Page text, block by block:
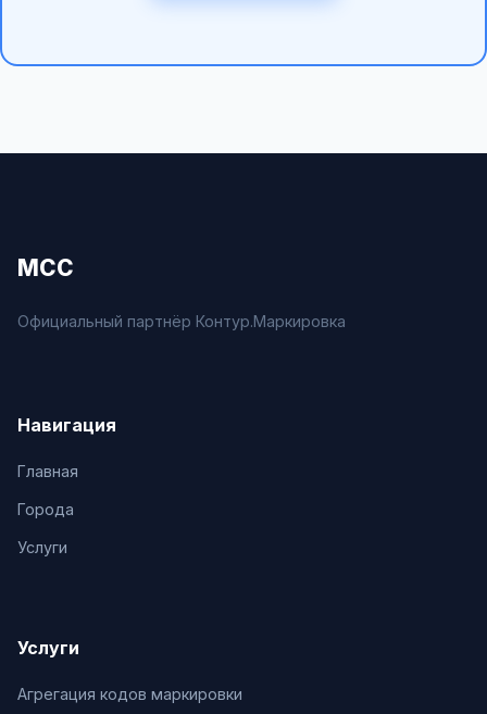
МСС
Официальный партнёр Контур.Маркировка
Навигация
Главная
Города
Услуги
Услуги
Агрегация кодов маркировки